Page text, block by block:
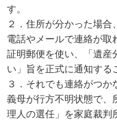
す。
２．住所が分かった場合
電話やメールで連絡が取
証明郵便を使い、「遺産
い」旨を正式に通知する
３．それでも連絡がつか
義母が行方不明状態で、
理人の選任」を家庭裁判